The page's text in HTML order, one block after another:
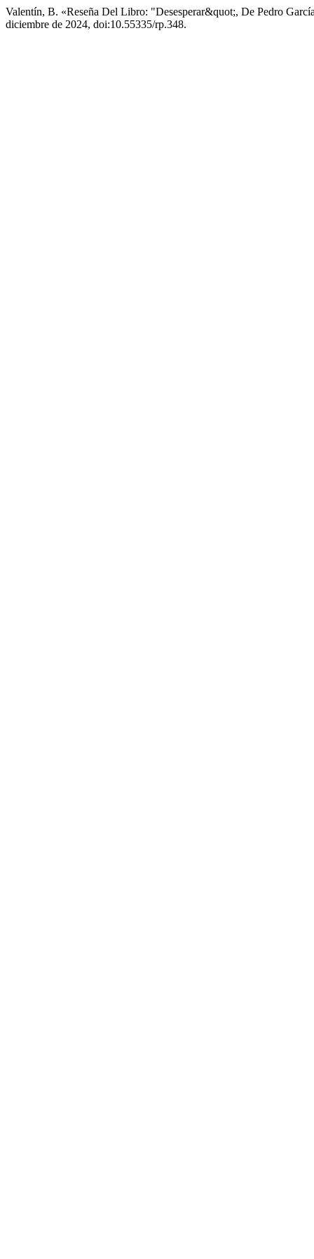
Valentín, B. «Reseña Del Libro: "Desesperar&quot;, De Pedro
diciembre de 2024, doi:10.55335/rp.348.